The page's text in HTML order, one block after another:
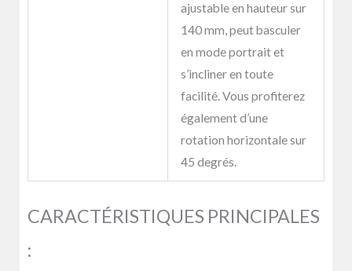
ajustable en hauteur sur
140 mm, peut basculer
en mode portrait et
s’incliner en toute
facilité. Vous profiterez
également d’une
rotation horizontale sur
45 degrés.
CARACTÉRISTIQUES PRINCIPALES
: